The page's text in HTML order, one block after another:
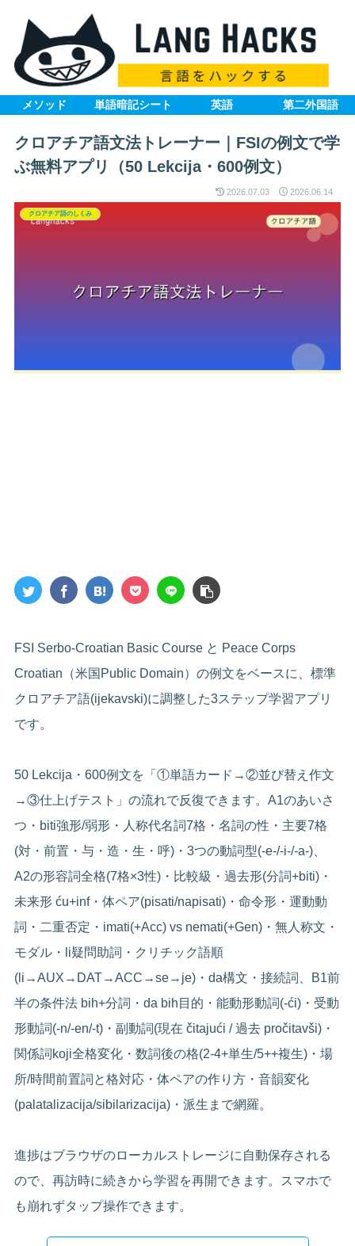
メソッド 単語暗記シート 英語 第二外国語
クロアチア語文法トレーナー｜FSIの例文で学
ぶ無料アプリ（50 Lekcija・600例文）
2026.07.03 2026.06.14
クロアチア語のしくみ
FSI Serbo-Croatian Basic Course と Peace Corps
Croatian（米国Public Domain）の例文をベースに、標準
クロアチア語(ijekavski)に調整した3ステップ学習アプリ
です。
50 Lekcija・600例文を「①単語カード→②並び替え作文
→③仕上げテスト」の流れで反復できます。A1のあいさ
つ・biti強形/弱形・人称代名詞7格・名詞の性・主要7格
(対・前置・与・造・生・呼)・3つの動詞型(-e-/-i-/-a-)、
A2の形容詞全格(7格×3性)・比較級・過去形(分詞+biti)・
未来形 ću+inf・体ペア(pisati/napisati)・命令形・運動動
詞・二重否定・imati(+Acc) vs nemati(+Gen)・無人称文・
モダル・li疑問助詞・クリチック語順
(li→AUX→DAT→ACC→se→je)・da構文・接続詞、B1前
半の条件法 bih+分詞・da bih目的・能動形動詞(-ći)・受動
形動詞(-n/-en/-t)・副動詞(現在 čitajući / 過去 pročitavši)・
関係詞koji全格変化・数詞後の格(2-4+単生/5++複生)・場
所/時間前置詞と格対応・体ペアの作り方・音韻変化
(palatalizacija/sibilarizacija)・派生まで網羅。
進捗はブラウザのローカルストレージに自動保存される
ので、再訪時に続きから学習を再開できます。スマホで
も崩れずタップ操作できます。